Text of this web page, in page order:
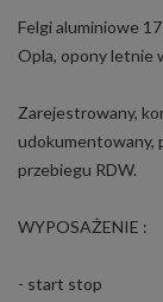
Felgi aluminiowe
Opla, opony letnie
Zarejestrowany,
udokumentowany,
przebiegu RDW.
WYPOSAŻENIE :
- start stop